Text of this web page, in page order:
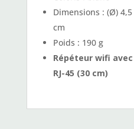
Dimensions : (Ø)
cm
Poids : 190 g
Répéteur wifi
RJ-45 (30 cm)